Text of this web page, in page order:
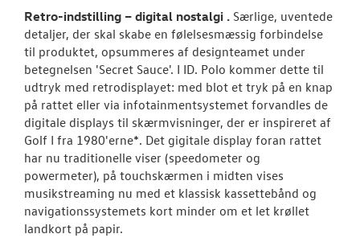
Retro-indstilling – digital nostalgi . Særlige, uventede
detaljer, der skal skabe en følelsesmæssig forbindelse
til produktet, opsummeres af designteamet under
betegnelsen 'Secret Sauce'. I ID. Polo kommer dette til
udtryk med retrodisplayet: med blot et tryk på en knap
på rattet eller via infotainmentsystemet forvandles de
digitale displays til skærmvisninger, der er inspireret af
Golf I fra 1980'erne*. Det gigitale display foran rattet
har nu traditionelle viser (speedometer og
powermeter), på touchskærmen i midten vises
musikstreaming nu med et klassisk kassettebånd og
navigationssystemets kort minder om et let krøllet
landkort på papir.